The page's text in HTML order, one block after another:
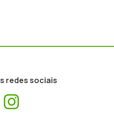
redes sociais
Facebook